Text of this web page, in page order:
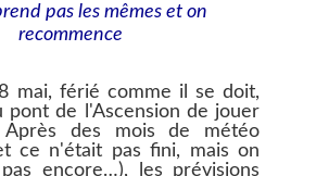
pas les mêmes et on
recommence
mai, férié comme il se doit,
pont de l'Ascension de jouer
Après des mois de météo
ce n'était pas fini, mais on
encore…), les prévisions